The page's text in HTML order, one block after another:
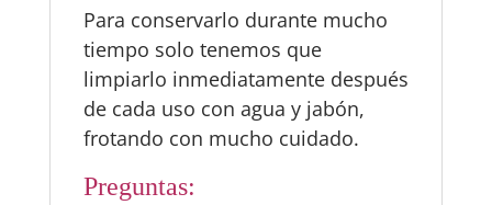
Para conservarlo durante mucho
tiempo solo tenemos que
limpiarlo inmediatamente después
de cada uso con agua y jabón,
frotando con mucho cuidado.
Preguntas: